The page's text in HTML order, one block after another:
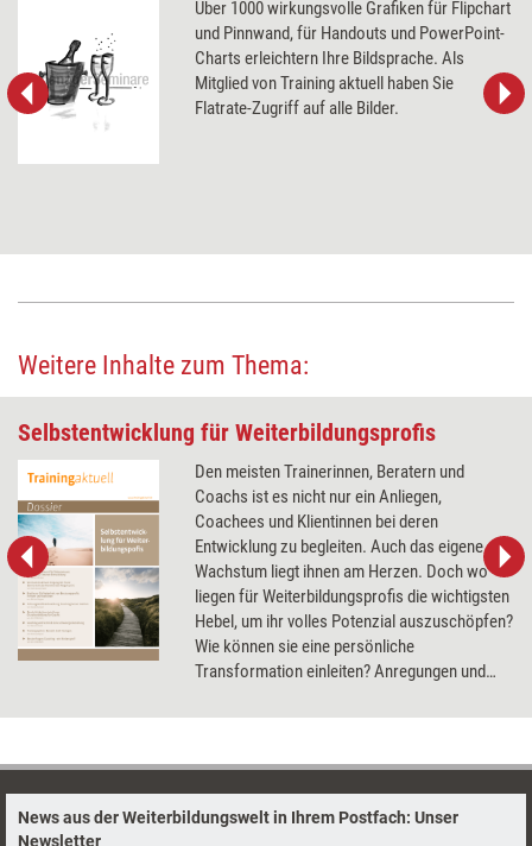
Über 1000 wirkungsvolle Grafiken für Flipchart
und Pinnwand, für Handouts und PowerPoint-
Charts erleichtern Ihre Bildsprache. Als
Mitglied von Training aktuell haben Sie
Flatrate-Zugriff auf alle Bilder.
Weitere Inhalte zum Thema:
Selbstentwicklung für Weiterbildungsprofis
Den meisten Trainerinnen, Beratern und
Coachs ist es nicht nur ein Anliegen,
Coachees und Klientinnen bei deren
Entwicklung zu begleiten. Auch das eigene
Wachstum liegt ihnen am Herzen. Doch wo
liegen für Weiterbildungsprofis die wichtigsten
Hebel, um ihr volles Potenzial auszuschöpfen?
Wie können sie eine persönliche
Transformation einleiten? Anregungen und
News aus der Weiterbildungswelt in Ihrem Postfach: Unser
Newsletter